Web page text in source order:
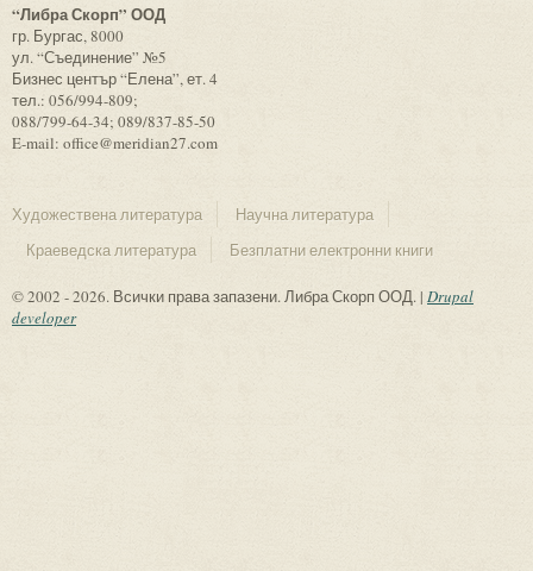
“Либра Скорп” ООД
гр. Бургас, 8000
ул. “Съединение” №5
Бизнес център “Елена”, ет. 4
тел.: 056/994-809;
088/799-64-34; 089/837-85-50
E-mail: office@meridian27.com
Художествена литература
Научна литература
Краеведска литература
Безплатни електронни книги
© 2002 - 2026. Всички права запазени. Либра Скорп ООД. | Drupal
developer